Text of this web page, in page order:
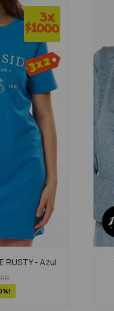
RUSTY - Azul